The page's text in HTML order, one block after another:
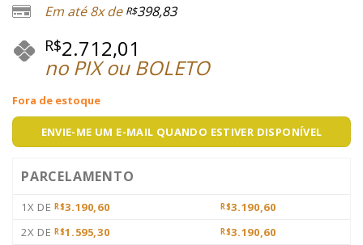
Em até 8x de R$398,83
R$2.712,01
no PIX ou BOLETO
Fora de estoque
ENVIE-ME UM E-MAIL QUANDO ESTIVER DISPONÍVEL
PARCELAMENTO
1X DE R$3.190,60 R$3.190,60
2X DE R$1.595,30 R$3.190,60